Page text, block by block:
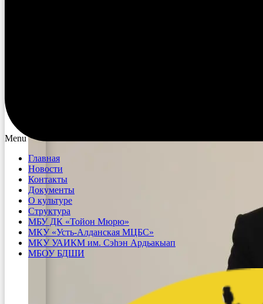
Menu
Главная
Новости
Контакты
Документы
О культуре
Структура
МБУ ДК «Тойон Мюрю»
МКУ «Усть-Алданская МЦБС»
МКУ УАИКМ им. Сэһэн Ардьакыап
МБОУ БДШИ